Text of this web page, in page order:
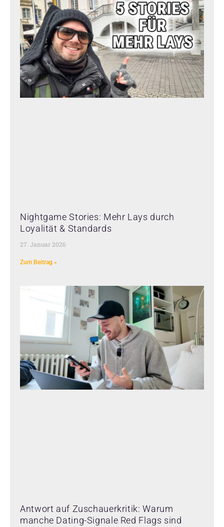
Nightgame Stories: Mehr Lays durch
Loyalität & Standards
27. Januar 2026
Zum Beitrag »
Antwort auf Zuschauerkritik: Warum
manche Dating-Signale Red Flags sind